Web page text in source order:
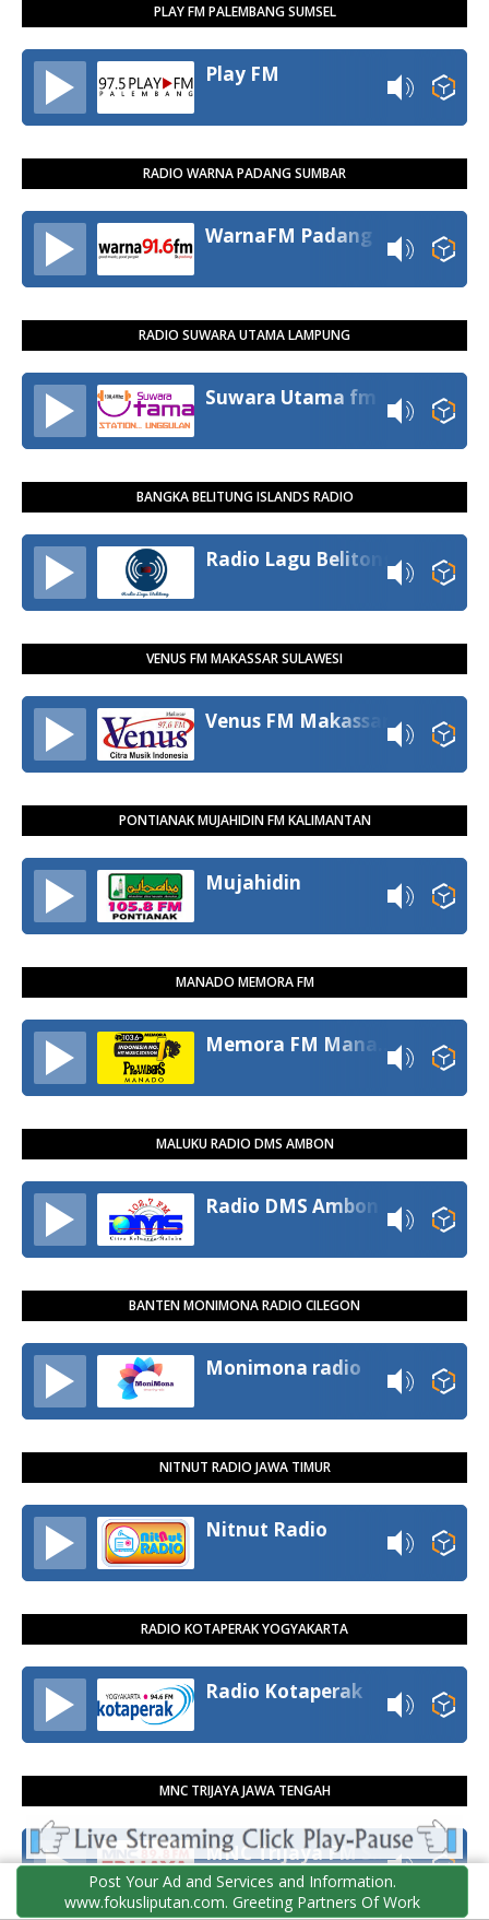
PLAY FM PALEMBANG SUMSEL
Play FM
RADIO WARNA PADANG SUMBAR
WarnaFM Padang
RADIO SUWARA UTAMA LAMPUNG
Suwara Utama fm
BANGKA BELITUNG ISLANDS RADIO
Radio Lagu Belitong
VENUS FM MAKASSAR SULAWESI
Venus FM Makassar
PONTIANAK MUJAHIDIN FM KALIMANTAN
Mujahidin
MANADO MEMORA FM
MALUKU RADIO DMS AMBON
Radio DMS Ambon
BANTEN MONIMONA RADIO CILEGON
Monimona radio
NITNUT RADIO JAWA TIMUR
Nitnut Radio
RADIO KOTAPERAK YOGYAKARTA
Radio Kotaperak
MNC TRIJAYA JAWA TENGAH
MNC Trijaya FM Semarang
Post Your Ad and Services and Information.
www.fokusliputan.com. Greeting Partners Of Work